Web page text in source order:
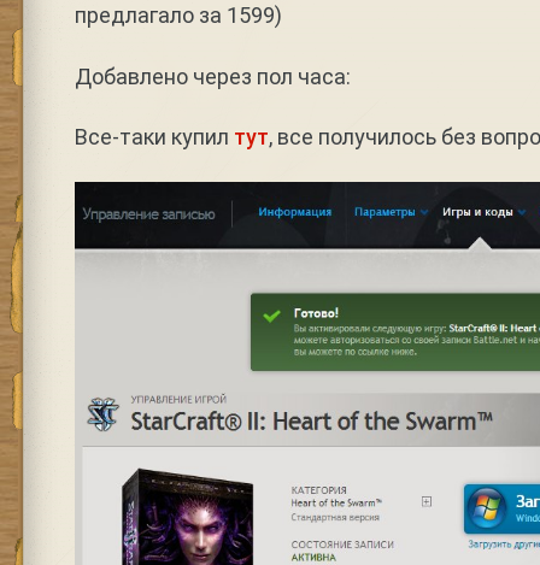
предлагало за 1599)
Добавлено через пол часа:
Все-таки купил тут, все получилось без